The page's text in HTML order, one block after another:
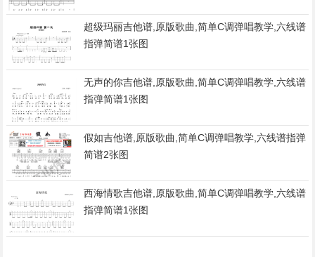
超级玛丽吉他谱,原版歌曲,简单C调弹唱教学,六线谱
指弹简谱1张图
无声的你吉他谱,原版歌曲,简单C调弹唱教学,六线谱
指弹简谱1张图
假如吉他谱,原版歌曲,简单C调弹唱教学,六线谱指弹
简谱2张图
西海情歌吉他谱,原版歌曲,简单C调弹唱教学,六线谱
指弹简谱1张图